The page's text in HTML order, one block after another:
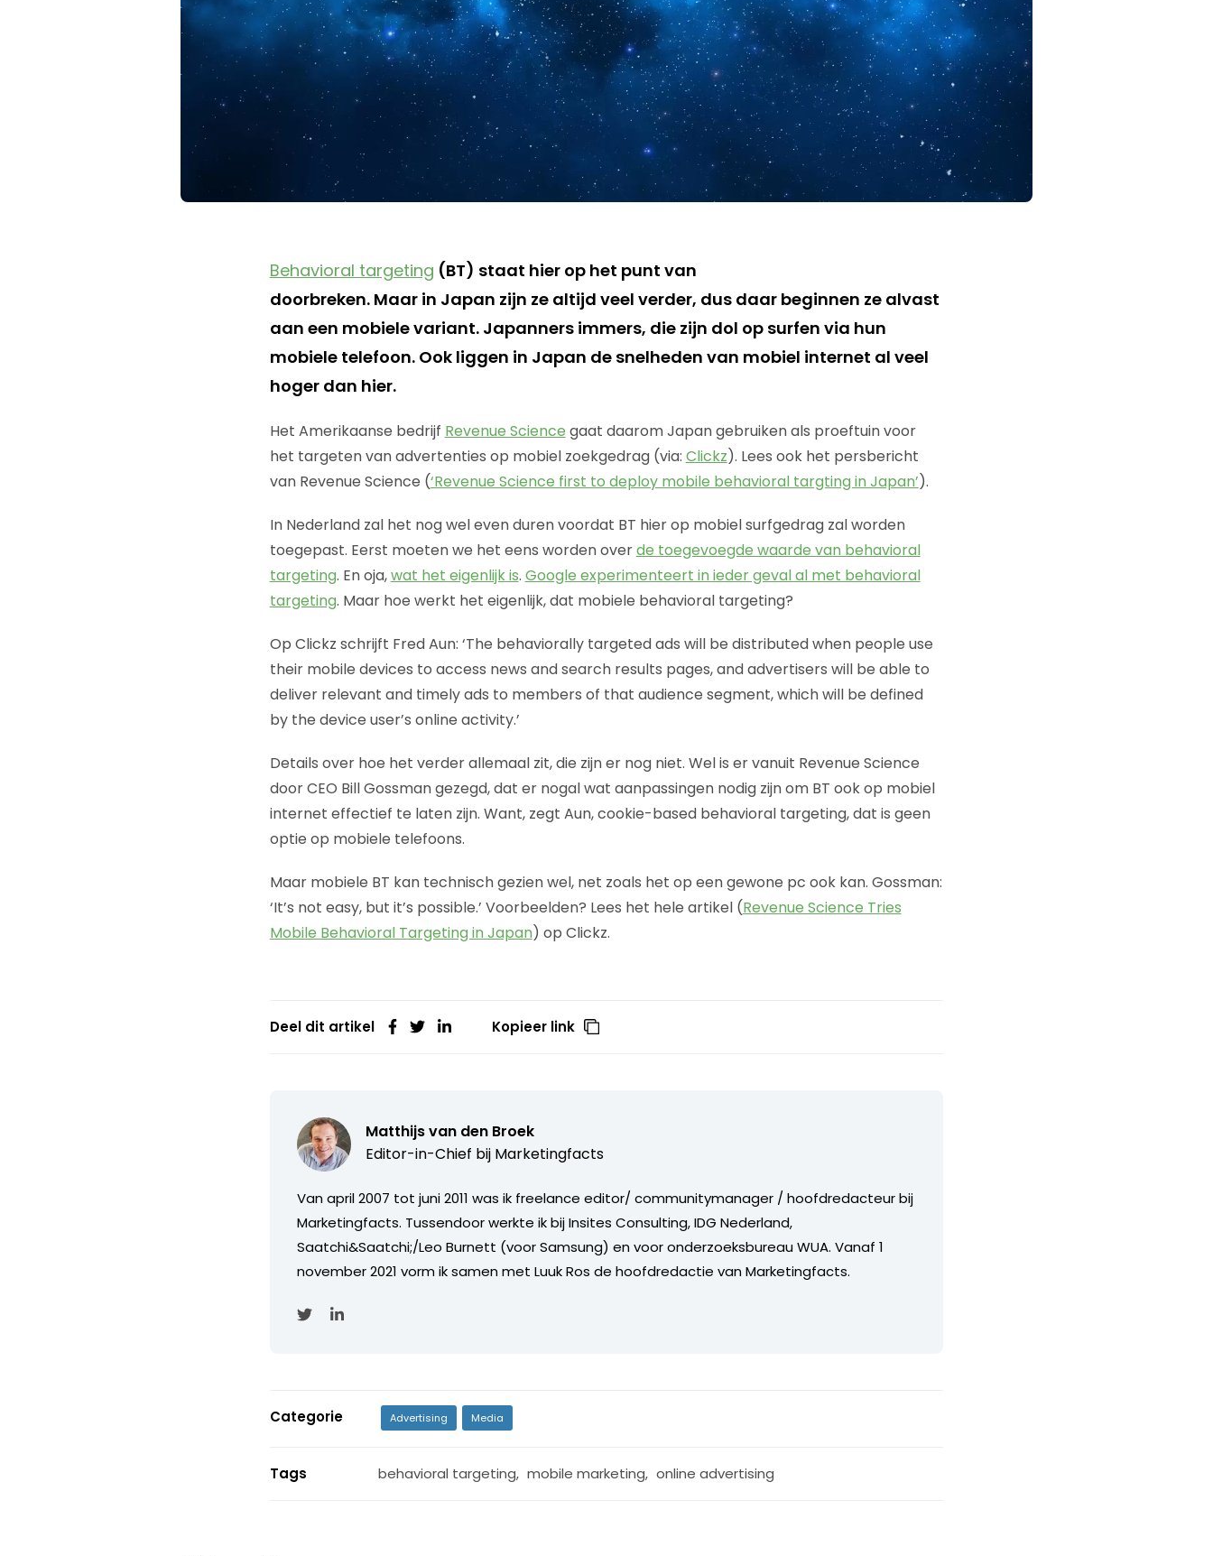
Behavioral targeting (BT) staat hier op het punt van
doorbreken. Maar in Japan zijn ze altijd veel verder, dus daar beginnen ze alvast
aan een mobiele variant. Japanners immers, die zijn dol op surfen via hun
mobiele telefoon. Ook liggen in Japan de snelheden van mobiel internet al veel
hoger dan hier.
Het Amerikaanse bedrijf Revenue Science gaat daarom Japan gebruiken als proeftuin voor
het targeten van advertenties op mobiel zoekgedrag (via: Clickz). Lees ook het persbericht
van Revenue Science (‘Revenue Science first to deploy mobile behavioral targting in Japan’).
In Nederland zal het nog wel even duren voordat BT hier op mobiel surfgedrag zal worden
toegepast. Eerst moeten we het eens worden overde toegevoegde waarde van behavioral
targeting. En oja,wat het eigenlijk is. Google experimenteert in ieder geval al met behavioral
targeting. Maar hoe werkt het eigenlijk, dat mobiele behavioral targeting?
Op Clickz schrijft Fred Aun: ‘The behaviorally targeted ads will be distributed when people use
their mobile devices to access news and search results pages, and advertisers will be able to
deliver relevant and timely ads to members of that audience segment, which will be defined
by the device user’s online activity.’
Details over hoe het verder allemaal zit, die zijn er nog niet. Wel is er vanuit Revenue Science
door CEO Bill Gossman gezegd, dat er nogal wat aanpassingen nodig zijn om BT ook op mobiel
internet effectief te laten zijn. Want, zegt Aun, cookie-based behavioral targeting, dat is geen
optie op mobiele telefoons.
Maar mobiele BT kan technisch gezien wel, net zoals het op een gewone pc ook kan. Gossman:
‘It’s not easy, but it’s possible.’ Voorbeelden? Lees het hele artikel (Revenue Science Tries
Mobile Behavioral Targeting in Japan) op Clickz.
Deel dit artikel Kopieer link
Matthijs van den Broek
Editor-in-Chief bij Marketingfacts
Van april 2007 tot juni 2011 was ik freelance editor/ communitymanager / hoofdredacteur bij
Marketingfacts. Tussendoor werkte ik bij Insites Consulting, IDG Nederland,
Saatchi&Saatchi;/Leo Burnett (voor Samsung) en voor onderzoeksbureau WUA. Vanaf 1
november 2021 vorm ik samen met Luuk Ros de hoofdredactie van Marketingfacts.
Categorie Advertising Media
Tags behavioral targeting, mobile marketing, online advertising